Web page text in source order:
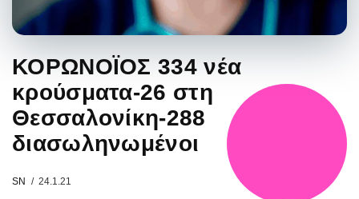
ΚΟΡΩΝΟΪΟΣ 334 νέα
κρούσματα-26 στη
Θεσσαλονίκη-288
διασωληνωμένοι
SN 24.1.21